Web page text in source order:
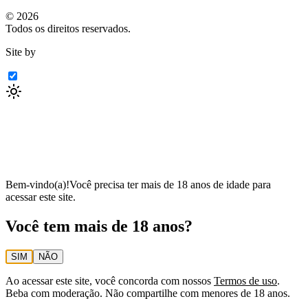
© 2026
Todos os direitos reservados.
Site by
Bem-vindo(a)!Você precisa ter mais de 18 anos de idade para
acessar este site.
Você tem mais de 18 anos?
SIM NÃO
Ao acessar este site, você concorda com nossos Termos de uso.
Beba com moderação. Não compartilhe com menores de 18 anos.